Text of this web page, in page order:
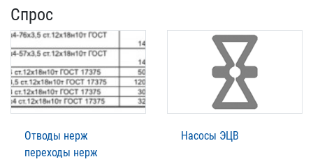
Спрос
Отводы нерж
переходы нерж
Насосы ЭЦВ